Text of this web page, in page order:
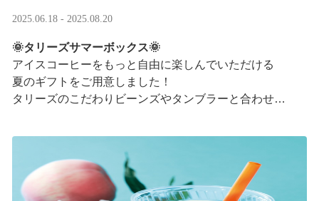
2025.06.18 - 2025.08.20
🌞タリーズサマーボックス🌞
アイスコーヒーをもっと自由に楽しんでいただける
夏のギフトをご用意しました！
タリーズのこだわりビーンズやタンブラーと合わせ、